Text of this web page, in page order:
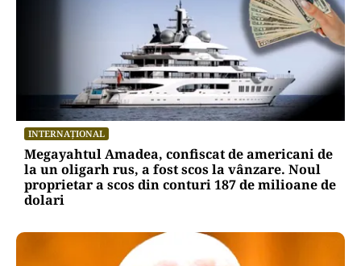
INTERNAȚIONAL
Megayahtul Amadea, confiscat de americani de
la un oligarh rus, a fost scos la vânzare. Noul
proprietar a scos din conturi 187 de milioane de
dolari